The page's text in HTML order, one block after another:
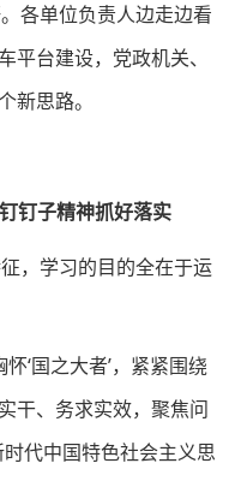
各单位负责人边走边看
平台建设，党政机关、
新思路。
钉子精神抓好落实
，学习的目的全在于运
‘国之大者’，紧紧围绕
干、务求实效，聚焦问
代中国特色社会主义思